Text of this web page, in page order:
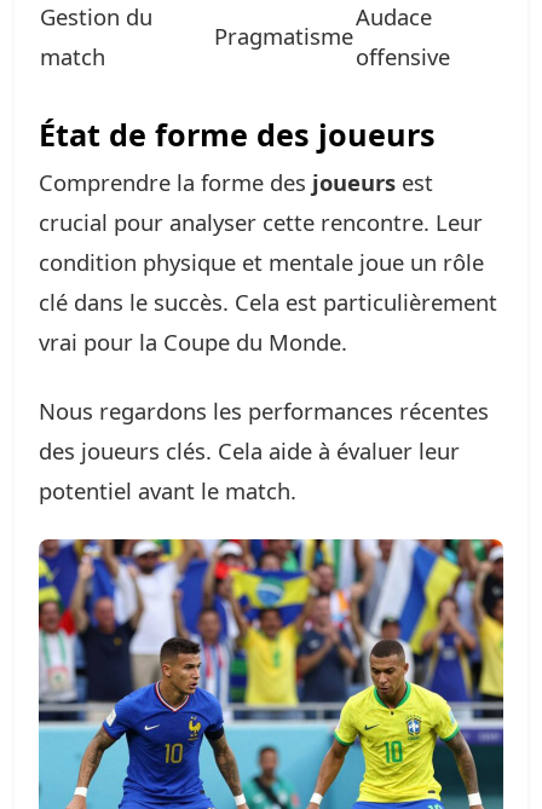
Gestion du
match
Pragmatisme
Audace
offensive
État de forme des joueurs
Comprendre la forme des joueurs est
crucial pour analyser cette rencontre. Leur
condition physique et mentale joue un rôle
clé dans le succès. Cela est particulièrement
vrai pour la Coupe du Monde.
Nous regardons les performances récentes
des joueurs clés. Cela aide à évaluer leur
potentiel avant le match.